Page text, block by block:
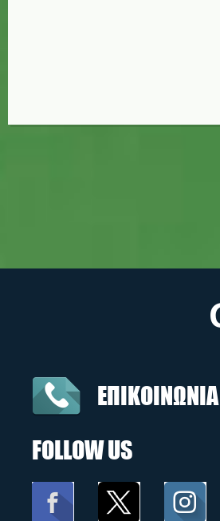
ΕΠΙΚΟΙΝΩΝΙΑ
FOLLOW US